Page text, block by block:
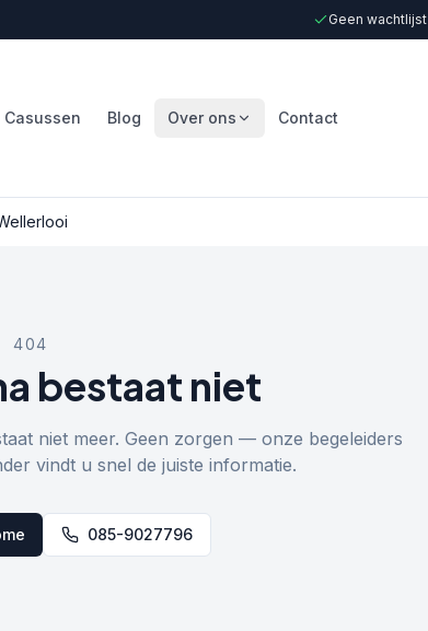
Geen wachtlijst
Casussen Blog Over ons Contact
404
bestaat niet
niet meer. Geen zorgen — onze begeleiders
vindt u snel de juiste informatie.
085-9027796